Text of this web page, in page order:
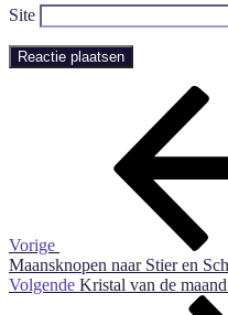
Site
Vorige
Maansknopen naar Stier en
Volgend
Volgende Kristal van de